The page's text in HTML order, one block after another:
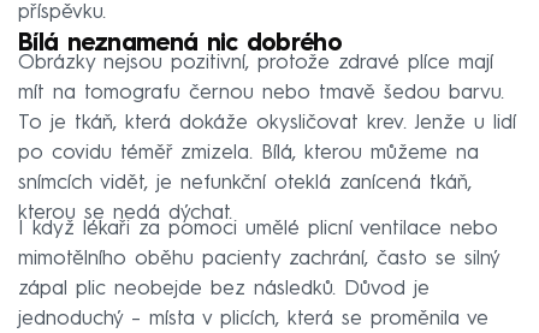
příspěvku.
Bílá neznamená nic dobrého
Obrázky nejsou pozitivní, protože zdravé plíce mají
mít na tomografu černou nebo tmavě šedou barvu.
To je tkáň, která dokáže okysličovat krev. Jenže u lidí
po covidu téměř zmizela. Bílá, kterou můžeme na
snímcích vidět, je nefunkční oteklá zanícená tkáň,
kterou se nedá dýchat.
I když lékaři za pomoci umělé plicní ventilace nebo
mimotělního oběhu pacienty zachrání, často se silný
zápal plic neobejde bez následků. Důvod je
jednoduchý – místa v plicích, která se proměnila ve